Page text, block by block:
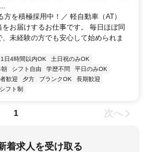
を積極採用中！／ 軽自動車（AT）
お届けするお仕事です。 毎日ほぼ同
未経験の方でも安心して始められま
1日4時間以内OK
土日祝のみOK
朝 シフト自由 学歴不問
平日のみOK
歓迎 夕方 ブランクOK
長期歓迎
シフト制
1 次へ
着求人を受け取る